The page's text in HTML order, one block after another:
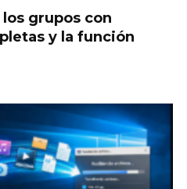
grupos con
y la función